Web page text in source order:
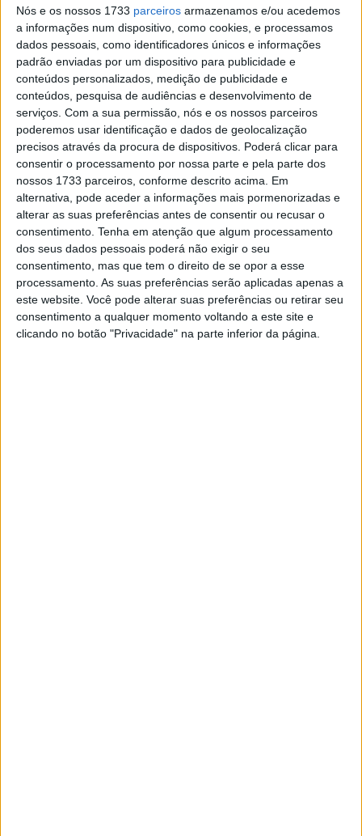
Nós e os nossos 1733 parceiros armazenamos e/ou acedemos
a informações num dispositivo, como cookies, e processamos
dados pessoais, como identificadores únicos e informações
padrão enviadas por um dispositivo para publicidade e
conteúdos personalizados, medição de publicidade e
conteúdos, pesquisa de audiências e desenvolvimento de
serviços. Com a sua permissão, nós e os nossos parceiros
poderemos usar identificação e dados de geolocalização
precisos através da procura de dispositivos. Poderá clicar para
consentir o processamento por nossa parte e pela parte dos
nossos 1733 parceiros, conforme descrito acima. Em
alternativa, pode aceder a informações mais pormenorizadas e
alterar as suas preferências antes de consentir ou recusar o
consentimento. Tenha em atenção que algum processamento
dos seus dados pessoais poderá não exigir o seu
consentimento, mas que tem o direito de se opor a esse
processamento. As suas preferências serão aplicadas apenas a
este website. Você pode alterar suas preferências ou retirar seu
consentimento a qualquer momento voltando a este site e
clicando no botão "Privacidade" na parte inferior da página.
A tarde e noite do próximo sábado, 29 de junho, serão
plenas de ação a sul, com a terceira jornada do
Campeonato Nacional de Flat Track agendada para a
pista oval de Lavajo, São Bartolomeu de Messines, com
organização a cargo da Associação de Desporto
Motorizado – Team Satanás.
Depois das rondas de Barcelos e Santiago do Cacém,
esperam-nos mais umas horas de grandes momentos a
desfrutar desta espetacular modalidade e do ambiente
que a envolve, com o atrativo adicional de se tratar de
uma prova noturna na já conhecida oval algarvia, com um
traçado de 200 metros desenhado no seu típico piso de
barro avermelhado.